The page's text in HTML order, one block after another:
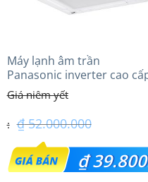
Máy lạnh âm trần
Panasonic inverter cao
(5.0Hp) S-3448PU3HA/U-
43PRH1H8 – 3 Pha
₫52.000.000
Giá
gốc
₫